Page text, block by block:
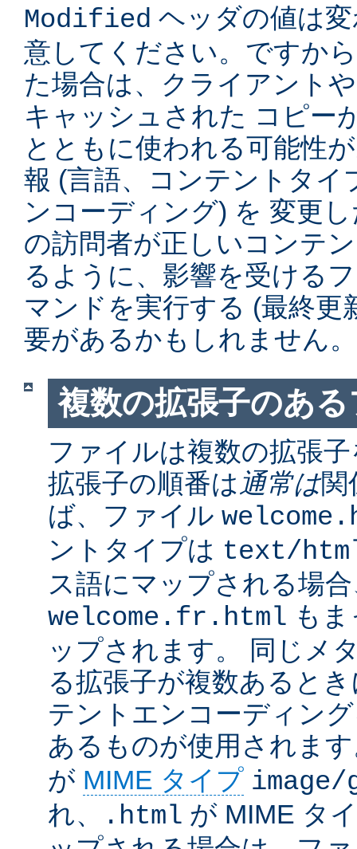
Modified ヘッダの値は
意してください。ですか
た場合は、クライアント
キャッシュされた コピー
とともに使われる可能性
報 (言語、コンテントタイ
ンコーディング) を 変更
の訪問者が正しいコンテ
るように、影響を受ける
マンドを実行する (最終更
要があるかもしれません。
複数の拡張子のあ
ファイルは複数の拡張
拡張子の順番は 通常は関
ば、ファイル
ントタイプは text/
ス語にマップされる場
welcome.fr.html も
ップされます。 同じメ
る拡張子が複数あると
テントエンコーディン
あるものが使用されま
が MIME タイプ
れ、
.html が MIME タ